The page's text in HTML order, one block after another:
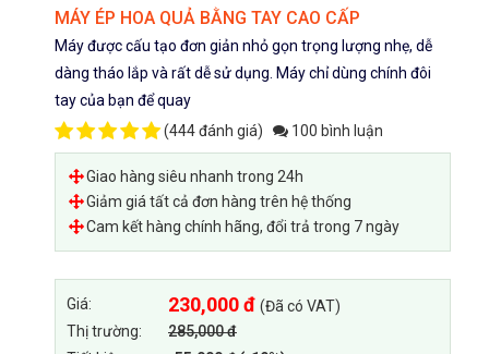
MÁY ÉP HOA QUẢ BẰNG TAY CAO CẤP
Máy được cấu tạo đơn giản nhỏ gọn trọng lượng nhẹ, dễ
dàng tháo lắp và rất dễ sử dụng. Máy chỉ dùng chính đôi
tay của bạn để quay
(444 đánh giá) 100 bình luận
Giao hàng siêu nhanh trong 24h
Giảm giá tất cả đơn hàng trên hệ thống
Cam kết hàng chính hãng, đổi trả trong 7 ngày
Giá: 230,000 đ (Đã có VAT)
Thị trường:
285,000 đ